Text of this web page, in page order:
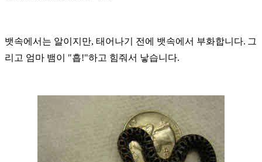
뱃속에서는 알이지만, 태어나기 전에 뱃속에서 부화합니다. 그
리고 엄마 뱀이 "흡!"하고 힘줘서 낳습니다.